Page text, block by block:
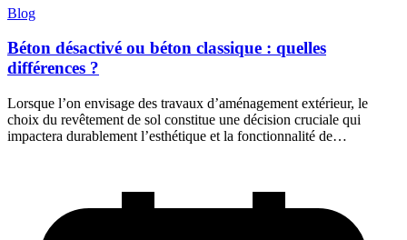
Blog
Béton désactivé ou béton classique : quelles
différences ?
Lorsque l’on envisage des travaux d’aménagement extérieur, le
choix du revêtement de sol constitue une décision cruciale qui
impactera durablement l’esthétique et la fonctionnalité de…